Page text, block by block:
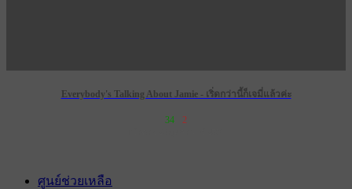
Everybody's Talking About Jamie - เริ่ดกว่านี้ก็เจมี่แล้วค่ะ
34 2
ศูนย์ช่วยเหลือ